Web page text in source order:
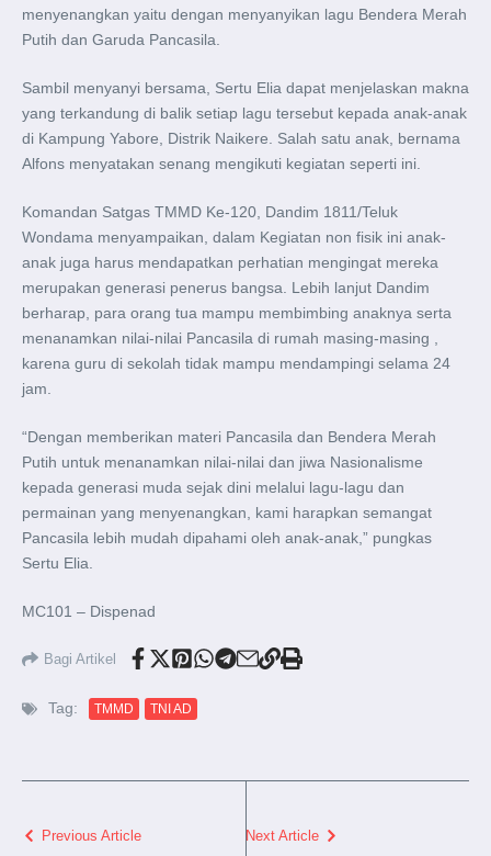
menyenangkan yaitu dengan menyanyikan lagu Bendera Merah
Putih dan Garuda Pancasila.
Sambil menyanyi bersama, Sertu Elia dapat menjelaskan makna
yang terkandung di balik setiap lagu tersebut kepada anak-anak
di Kampung Yabore, Distrik Naikere. Salah satu anak, bernama
Alfons menyatakan senang mengikuti kegiatan seperti ini.
Komandan Satgas TMMD Ke-120, Dandim 1811/Teluk
Wondama menyampaikan, dalam Kegiatan non fisik ini anak-
anak juga harus mendapatkan perhatian mengingat mereka
merupakan generasi penerus bangsa. Lebih lanjut Dandim
berharap, para orang tua mampu membimbing anaknya serta
menanamkan nilai-nilai Pancasila di rumah masing-masing ,
karena guru di sekolah tidak mampu mendampingi selama 24
jam.
“Dengan memberikan materi Pancasila dan Bendera Merah
Putih untuk menanamkan nilai-nilai dan jiwa Nasionalisme
kepada generasi muda sejak dini melalui lagu-lagu dan
permainan yang menyenangkan, kami harapkan semangat
Pancasila lebih mudah dipahami oleh anak-anak,” pungkas
Sertu Elia.
MC101 – Dispenad
Bagi Artikel
Tag: TMMD TNI AD
Previous Article Next Article